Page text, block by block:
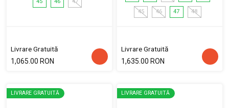
45 46 47
Livrare Gratuită
1,065.00 RON
45 46 47 48
Livrare Gratuită
1,635.00 RON
LIVRARE GRATUITĂ LIVRARE GRATUITĂ